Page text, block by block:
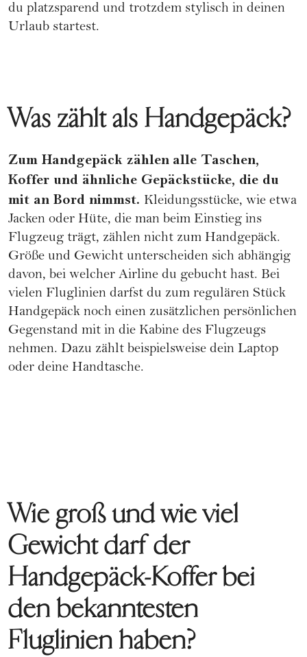
du platzsparend und trotzdem stylisch in deinen
Urlaub startest.
Was zählt als Handgepäck?
Zum Handgepäck zählen alle Taschen,
Koffer und ähnliche Gepäckstücke, die du
mit an Bord nimmst. Kleidungsstücke, wie etwa
Jacken oder Hüte, die man beim Einstieg ins
Flugzeug trägt, zählen nicht zum Handgepäck.
Größe und Gewicht unterscheiden sich abhängig
davon, bei welcher Airline du gebucht hast. Bei
vielen Fluglinien darfst du zum regulären Stück
Handgepäck noch einen zusätzlichen persönlichen
Gegenstand mit in die Kabine des Flugzeugs
nehmen. Dazu zählt beispielsweise dein Laptop
oder deine Handtasche.
Wie groß und wie viel
Gewicht darf der
Handgepäck-Koffer bei
den bekanntesten
Fluglinien haben?